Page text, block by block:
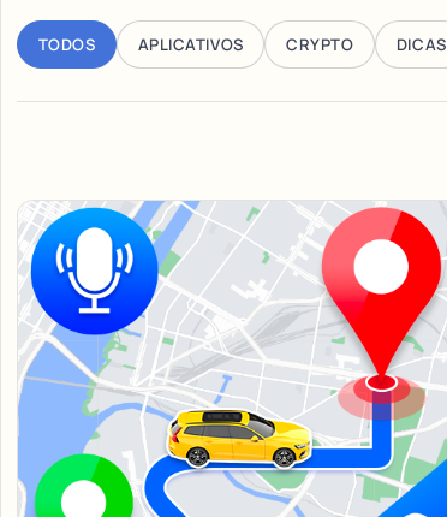
TODOS APLICATIVOS CRYPTO DICAS
Articles